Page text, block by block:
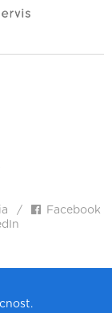
Facebook